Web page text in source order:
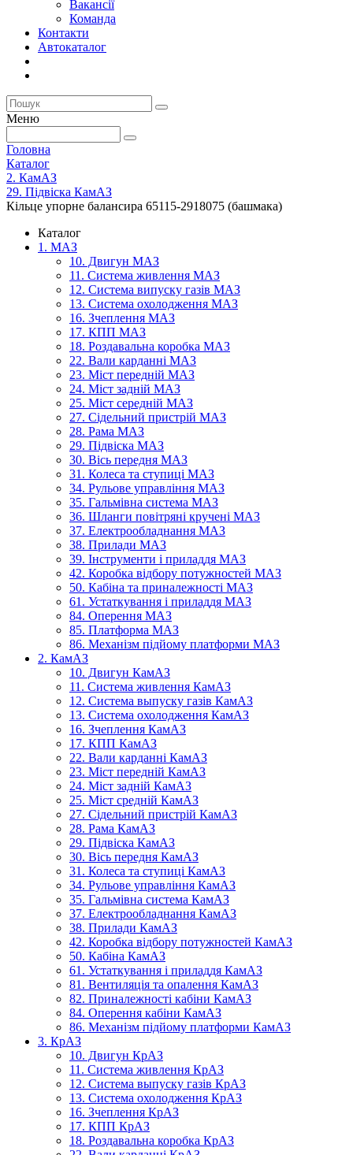
Вакансії
Команда
Контакти
Автокаталог
Меню
Головна
Каталог
2. КамАЗ
29. Підвіска КамАЗ
Кільце упорне балансира 65115-2918075 (башмака)
Каталог
1. МАЗ
10. Двигун МАЗ
11. Система живлення МАЗ
12. Система випуску газів МАЗ
13. Система охолодження МАЗ
16. Зчеплення МАЗ
17. КПП МАЗ
18. Роздавальна коробка МАЗ
22. Вали карданні МАЗ
23. Міст передній МАЗ
24. Міст задній МАЗ
25. Міст середній МАЗ
27. Сідельний пристрій МАЗ
28. Рама МАЗ
29. Підвіска МАЗ
30. Вісь передня МАЗ
31. Колеса та ступиці МАЗ
34. Рульове управління МАЗ
35. Гальмівна система МАЗ
36. Шланги повітряні кручені МАЗ
37. Електрообладнання МАЗ
38. Прилади МАЗ
39. Інструменти і приладдя МАЗ
42. Коробка відбору потужностей МАЗ
50. Кабіна та приналежності МАЗ
61. Устаткування і приладдя МАЗ
84. Оперення МАЗ
85. Платформа МАЗ
86. Механізм підйому платформи МАЗ
2. КамАЗ
10. Двигун КамАЗ
11. Система живлення КамАЗ
12. Система выпуску газів КамАЗ
13. Система охолодження КамАЗ
16. Зчеплення КамАЗ
17. КПП КамАЗ
22. Вали карданні КамАЗ
23. Міст передній КамАЗ
24. Міст задній КамАЗ
25. Міст средній КамАЗ
27. Сідельний пристрій КамАЗ
28. Рама КамАЗ
29. Підвіска КамАЗ
30. Вісь передня КамАЗ
31. Колеса та ступиці КамАЗ
34. Рульове управління КамАЗ
35. Гальмівна система КамАЗ
37. Електрообладнання КамАЗ
38. Прилади КамАЗ
42. Коробка відбору потужностей КамАЗ
50. Кабіна КамАЗ
61. Устаткування і приладдя КамАЗ
81. Вентиляція та опалення КамАЗ
82. Приналежності кабіни КамАЗ
84. Оперення кабіни КамАЗ
86. Механізм підйому платформи КамАЗ
3. КрАЗ
10. Двигун КрАЗ
11. Система живлення КрАЗ
12. Система выпуску газів КрАЗ
13. Система охолодження КрАЗ
16. Зчеплення КрАЗ
17. КПП КрАЗ
18. Роздавальна коробка КрАЗ